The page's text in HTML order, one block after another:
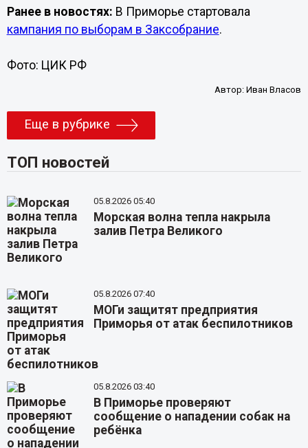
Ранее в новостях: В Приморье стартовала
кампания по выборам в Заксобрание.
Фото: ЦИК РФ
Автор:Иван Власов
Еще в рубрике
ТОП новостей
05.8.2026 05:40
Морская волна тепла накрыла
залив Петра Великого
05.8.2026 07:40
МОГи защитят предприятия
Приморья от атак беспилотников
05.8.2026 03:40
В Приморье проверяют
сообщение о нападении собак на
ребёнка